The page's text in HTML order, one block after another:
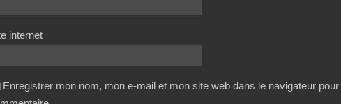
internet
Enregistrer mon nom, mon e-mail et mon site web dans le navigateur